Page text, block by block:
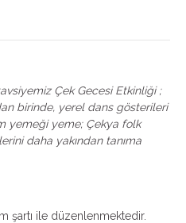
Çek Gecesi Etkinliği ;
birinde, yerel dans gösterileri
yemeği yeme; Çekya folk
daha yakından tanıma
şartı ile düzenlenmektedir.